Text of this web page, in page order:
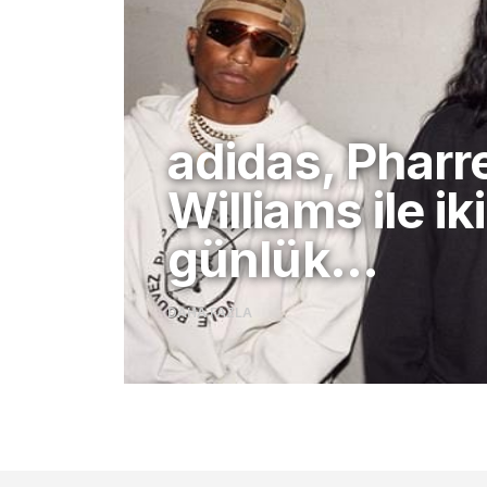
adidas,
Williams ile iki
günlük…
DAHA FAZLA